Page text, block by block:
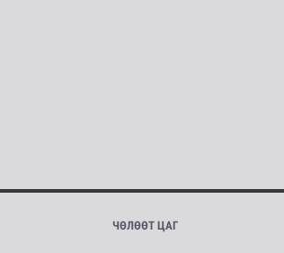
ЧӨЛӨӨТ ЦАГ